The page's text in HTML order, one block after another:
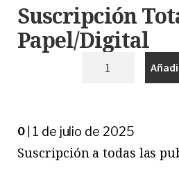
Suscripción
Papel/Digital
Total
0 1 de julio de 2025
Suscripción a todas las